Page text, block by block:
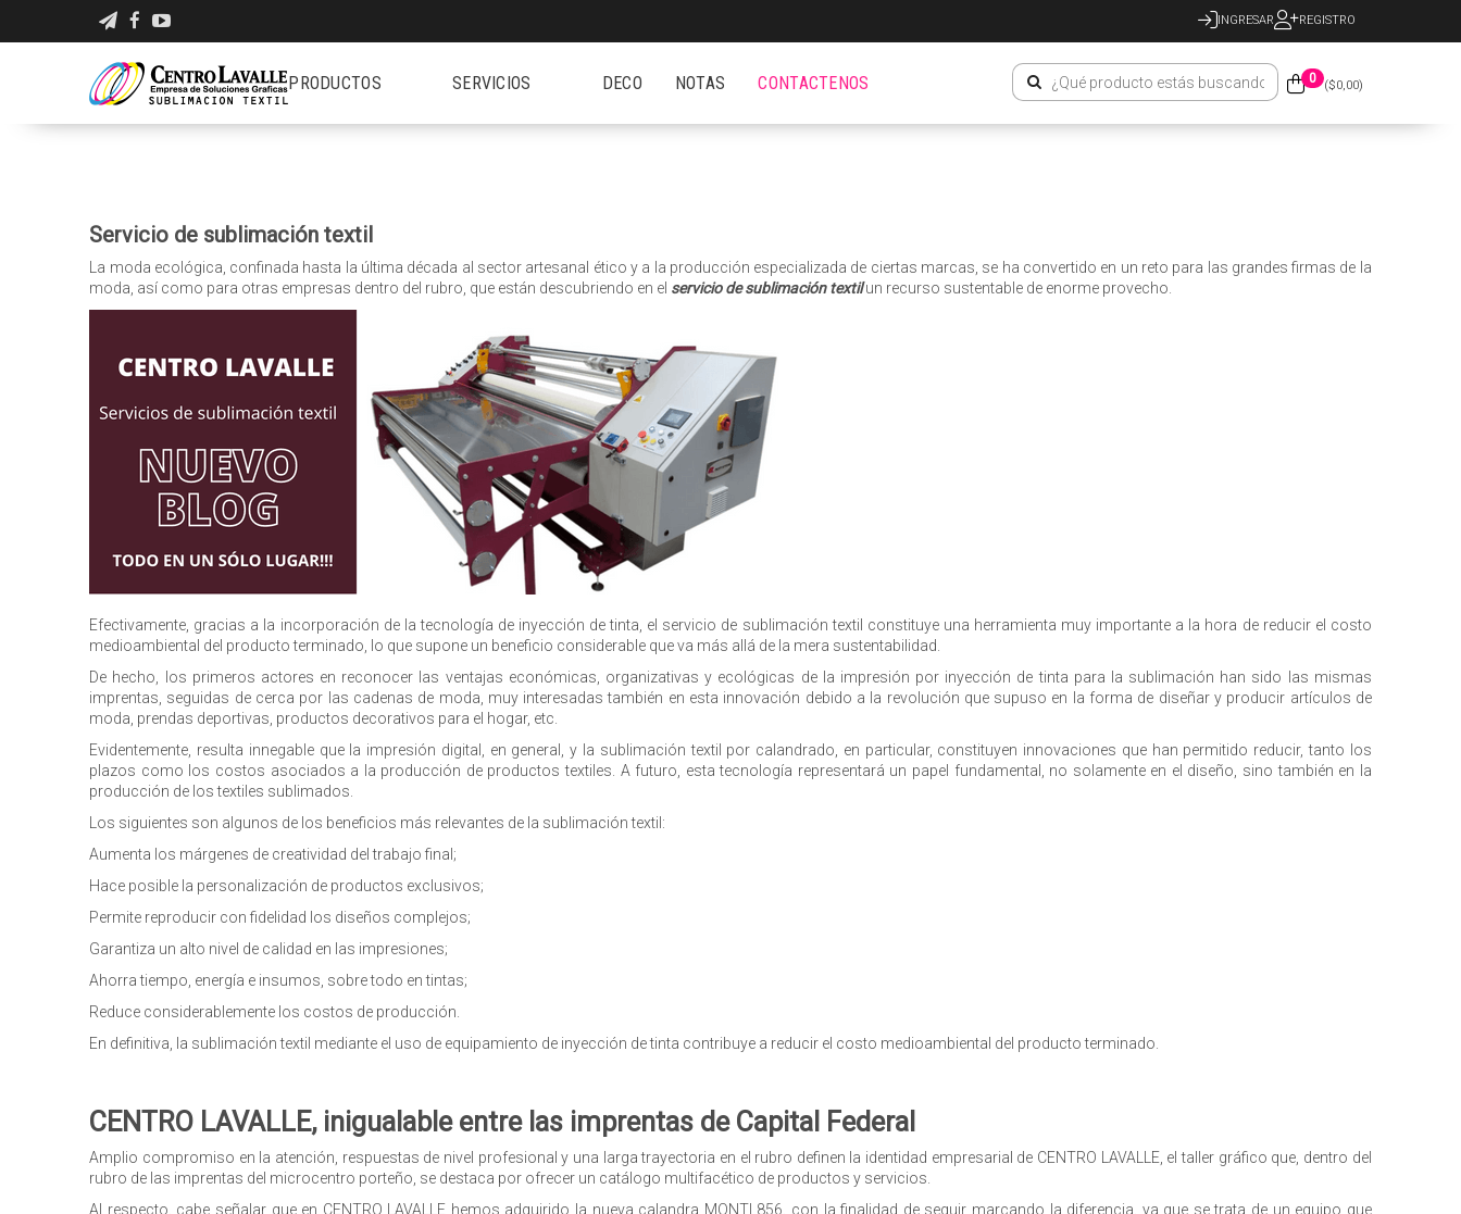
INGRESAR REGISTRO
0 ($0,00)
PRODUCTOS SERVICIOS DECO NOTAS CONTACTENOS
Servicio de sublimación textil
La moda ecológica, confinada hasta la última década al sector artesanal ético y a la producción especializada de ciertas marcas, se ha convertido en un reto para las grandes firmas de la
moda, así como para otras empresas dentro del rubro, que están descubriendo en el servicio de sublimación textilun recurso sustentable de enorme provecho.
Efectivamente, gracias a la incorporación de la tecnología de inyección de tinta, el servicio de sublimación textil constituye una herramienta muy importante a la hora de reducir el costo
medioambiental del producto terminado, lo que supone un beneficio considerable que va más allá de la mera sustentabilidad.
De hecho, los primeros actores en reconocer las ventajas económicas, organizativas y ecológicas de la impresión por inyección de tinta para la sublimación han sido las mismas
imprentas, seguidas de cerca por las cadenas de moda, muy interesadas también en esta innovación debido a la revolución que supuso en la forma de diseñar y producir artículos de
moda, prendas deportivas, productos decorativos para el hogar, etc.
Evidentemente, resulta innegable que la impresión digital, en general, y la sublimación textil por calandrado, en particular, constituyen innovaciones que han permitido reducir, tanto los
plazos como los costos asociados a la producción de productos textiles. A futuro, esta tecnología representará un papel fundamental, no solamente en el diseño, sino también en la
producción de los textiles sublimados.
Los siguientes son algunos de los beneficios más relevantes de la sublimación textil:
Aumenta los márgenes de creatividad del trabajo final;
Hace posible la personalización de productos exclusivos;
Permite reproducir con fidelidad los diseños complejos;
Garantiza un alto nivel de calidad en las impresiones;
Ahorra tiempo, energía e insumos, sobre todo en tintas;
Reduce considerablemente los costos de producción.
En definitiva, la sublimación textil mediante el uso de equipamiento de inyección de tinta contribuye a reducir el costo medioambiental del producto terminado.
CENTRO LAVALLE, inigualable entre las imprentas de Capital Federal
Amplio compromiso en la atención, respuestas de nivel profesional y una larga trayectoria en el rubro definen la identidad empresarial de CENTRO LAVALLE, el taller gráfico que, dentro del
rubro de las imprentas del microcentro porteño, se destaca por ofrecer un catálogo multifacético de productos y servicios.
Al respecto, cabe señalar que en CENTRO LAVALLE hemos adquirido la nueva calandra MONTI 856, con la finalidad de seguir marcando la diferencia, ya que se trata de un equipo que